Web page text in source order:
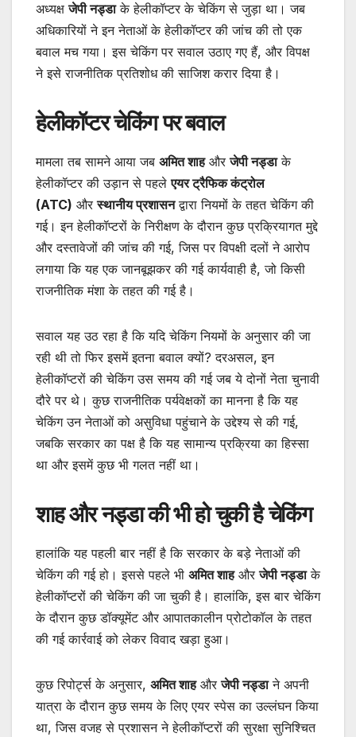
अध्यक्षजेपी नड्डाके हेलीकॉप्टर के चेकिंग से जुड़ा था। जब
अधिकारियों ने इन नेताओं के हेलीकॉप्टर की जांच की तो एक
बवाल मच गया। इस चेकिंग पर सवाल उठाए गए हैं, और विपक्ष
ने इसे राजनीतिक प्रतिशोध की साजिश करार दिया है।
हेलीकॉप्टर चेकिंग पर बवाल
मामला तब सामने आया जब अमित शाहऔरजेपी नड्डाके
हेलीकॉप्टर की उड़ान से पहलेएयर ट्रैफिक कंट्रोल
(ATC) औरस्थानीय प्रशासनद्वारा नियमों के तहत चेकिंग की
गई। इन हेलीकॉप्टरों के निरीक्षण के दौरान कुछ प्रक्रियागत मुद्दे
और दस्तावेजों की जांच की गई, जिस पर विपक्षी दलों ने आरोप
लगाया कि यह एक जानबूझकर की गई कार्यवाही है, जो किसी
राजनीतिक मंशा के तहत की गई है।
सवाल यह उठ रहा है कि यदि चेकिंग नियमों के अनुसार की जा
रही थी तो फिर इसमें इतना बवाल क्यों? दरअसल, इन
हेलीकॉप्टरों की चेकिंग उस समय की गई जब ये दोनों नेता चुनावी
दौरे पर थे। कुछ राजनीतिक पर्यवेक्षकों का मानना है कि यह
चेकिंग उन नेताओं को असुविधा पहुंचाने के उद्देश्य से की गई,
जबकि सरकार का पक्ष है कि यह सामान्य प्रक्रिया का हिस्सा
था और इसमें कुछ भी गलत नहीं था।
शाह और नड्डा की भी हो चुकी है चेकिंग
हालांकि यह पहली बार नहीं है कि सरकार के बड़े नेताओं की
चेकिंग की गई हो। इससे पहले भी अमित शाहऔरजेपी नड्डाके
हेलीकॉप्टरों की चेकिंग की जा चुकी है। हालांकि, इस बार चेकिंग
के दौरान कुछ डॉक्यूमेंट और आपातकालीन प्रोटोकॉल के तहत
की गई कार्रवाई को लेकर विवाद खड़ा हुआ।
कुछ रिपोर्ट्स के अनुसार, अमित शाहऔरजेपी नड्डाने अपनी
यात्रा के दौरान कुछ समय के लिए एयर स्पेस का उल्लंघन किया
था, जिस वजह से प्रशासन ने हेलीकॉप्टरों की सुरक्षा सुनिश्चित